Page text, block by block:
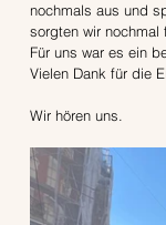
nochmals aus und
sorgten wir nochmal
Für uns war es ein
Vielen Dank für die
Wir hören uns.